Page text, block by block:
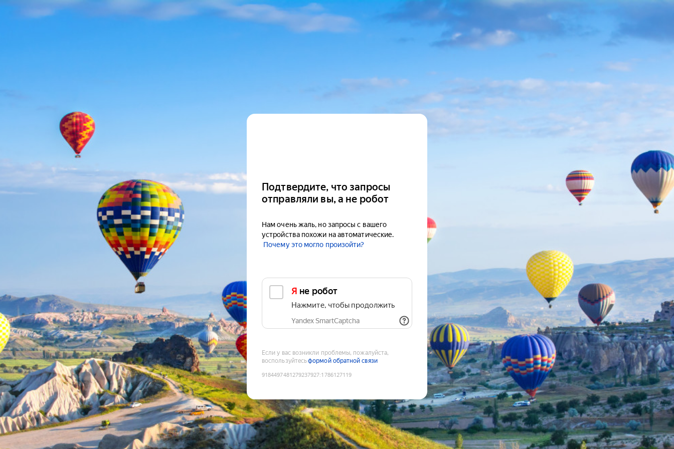
Подтвердите, что запросы
отправляли вы, а не робот
Нам очень жаль, но запросы с вашего
устройства похожи на автоматические.
Почему это могло произойти?
Я не робот
Нажмите, чтобы продолжить
Yandex SmartCaptcha
Если у вас возникли проблемы, пожалуйста,
воспользуйтесьформой обратной связи
9184497481279237927:1786127119